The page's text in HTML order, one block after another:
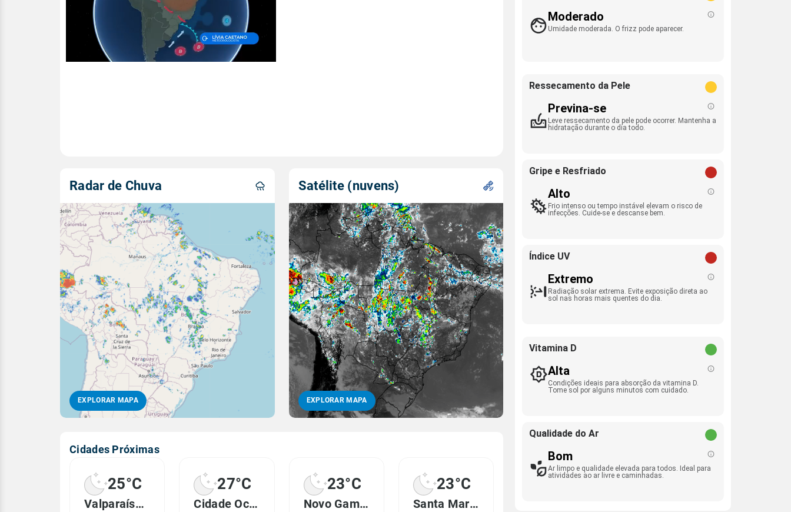
Radar de Chuva
EXPLORAR MAPA
Satélite (nuvens)
EXPLORAR MAPA
Cidades Próximas
25°C
Valparaíso de Goiás, GO
27°C
Cidade Ocidental, GO
23°C
Novo Gama, GO
23°C
Santa Maria, DF
Moderado
Umidade moderada. O frizz pode aparecer.
Ressecamento da Pele
Previna-se
Leve ressecamento da pele pode ocorrer. Mantenha a
hidratação durante o dia todo.
Gripe e Resfriado
Alto
Frio intenso ou tempo instável elevam o risco de
infecções. Cuide-se e descanse bem.
Índice UV
Extremo
Radiação solar extrema. Evite exposição direta ao
sol nas horas mais quentes do dia.
Vitamina D
Alta
Condições ideais para absorção da vitamina D.
Tome sol por alguns minutos com cuidado.
Qualidade do Ar
Bom
Ar limpo e qualidade elevada para todos. Ideal para
atividades ao ar livre e caminhadas.